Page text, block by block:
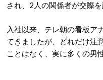
され、 2 人の関係者が交際
入社以来、テレ朝の看板ア
てきましたが、どれだけ注
ことはなく、実に多くの男